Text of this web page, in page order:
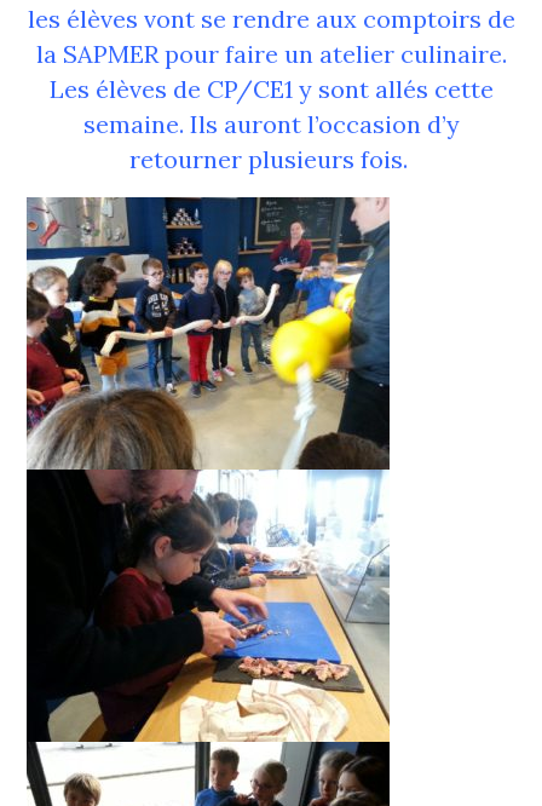
les élèves vont se rendre aux comptoirs de
la SAPMER pour faire un atelier culinaire.
Les élèves de CP/CE1 y sont allés cette
semaine. Ils auront l’occasion d’y
retourner plusieurs fois.